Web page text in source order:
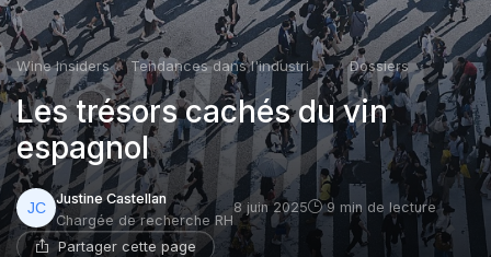
Wine Insiders Tendances dans l'industrie du vin Dossiers
Les trésors cachés du vin
espagnol
Justine Castellan
Chargée de recherche RH
8 juin 2025 9 min de lecture
Partager cette page